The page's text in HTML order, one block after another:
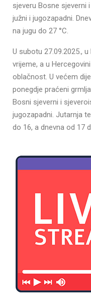
sjeveru Bosne sjeverni
južni i jugozapadni.
na jugu do 27 °C.
U subotu 27.09.2025.,
vrijeme, a u
oblačnost. U većem
ponegdje praćeni
Bosni sjeverni i
jugozapadni. Jutarnja
do 16, a dnevna od 17